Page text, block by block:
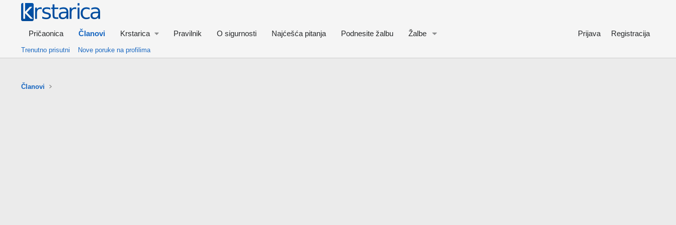
Pričaonica Članovi Krstarica Pravilnik O sigurnosti Najćešća pitanja Podnesite žalbu Žalbe Prijava Registracija
Trenutno prisutni Nove poruke na profilima
Članovi